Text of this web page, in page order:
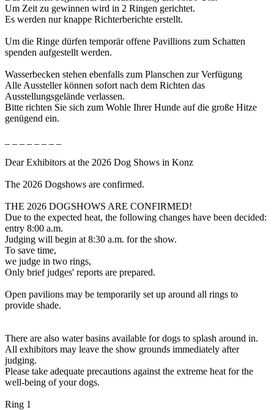
Um Zeit zu gewinnen wird in 2 Ringen gerichtet.
Es werden nur knappe Richterberichte erstellt.
Um die Ringe dürfen temporär offene Pavillions zum Schatten
spenden aufgestellt werden.
Wasserbecken stehen ebenfalls zum Planschen zur Verfügung
Alle Aussteller können sofort nach dem Richten das
Ausstellungsgelände verlassen.
Bitte richten Sie sich zum Wohle Ihrer Hunde auf die große Hitze
genügend ein.
Dear Exhibitors at the 2026 Dog Shows in Konz
The 2026 Dogshows are confirmed.
THE 2026 DOGSHOWS ARE CONFIRMED!
Due to the expected heat, the following changes have been decided:
entry 8:00 a.m.
Judging will begin at 8:30 a.m. for the show.
To save time,
we judge in two rings,
Only brief judges' reports are prepared.
Open pavilions may be temporarily set up around all rings to
provide shade.
There are also water basins available for dogs to splash around in.
All exhibitors may leave the show grounds immediately after
judging.
Please take adequate precautions against the extreme heat for the
well-being of your dogs.
Ring 1